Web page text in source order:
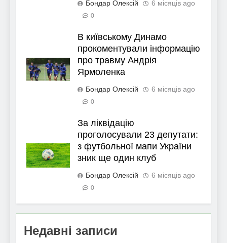
Бондар Олексій 6 місяців ago
0
В київському Динамо
прокоментували інформацію
про травму Андрія
Ярмоленка
Бондар Олексій 6 місяців ago
0
За ліквідацію
проголосували 23 депутати:
з футбольної мапи України
зник ще один клуб
Бондар Олексій 6 місяців ago
0
Недавні записи